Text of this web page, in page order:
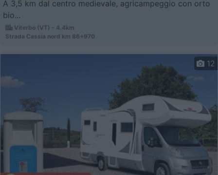
A 3,5 km dal centro medievale, agricampeggio con orto
bio...
Viterbo (VT) - 4.4km
Strada Cassia nord km 86+970
12